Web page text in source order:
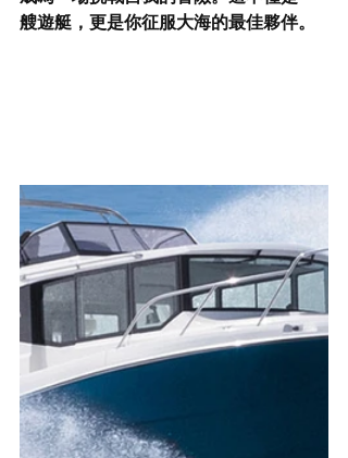
艘遊艇，更是你征服大海的最佳夥伴。